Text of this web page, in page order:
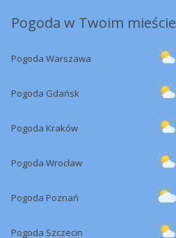
Pogoda w Twoim mieście
Pogoda Warszawa
Pogoda Gdańsk
Pogoda Kraków
Pogoda Wrocław
Pogoda Poznań
Pogoda Szczecin